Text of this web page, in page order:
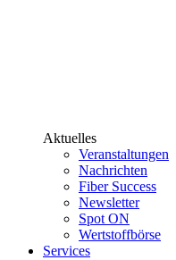
Aktuelles
Veranstaltungen
Nachrichten
Fiber Success
Newsletter
Spot ON
Wertstoffbörse
Services